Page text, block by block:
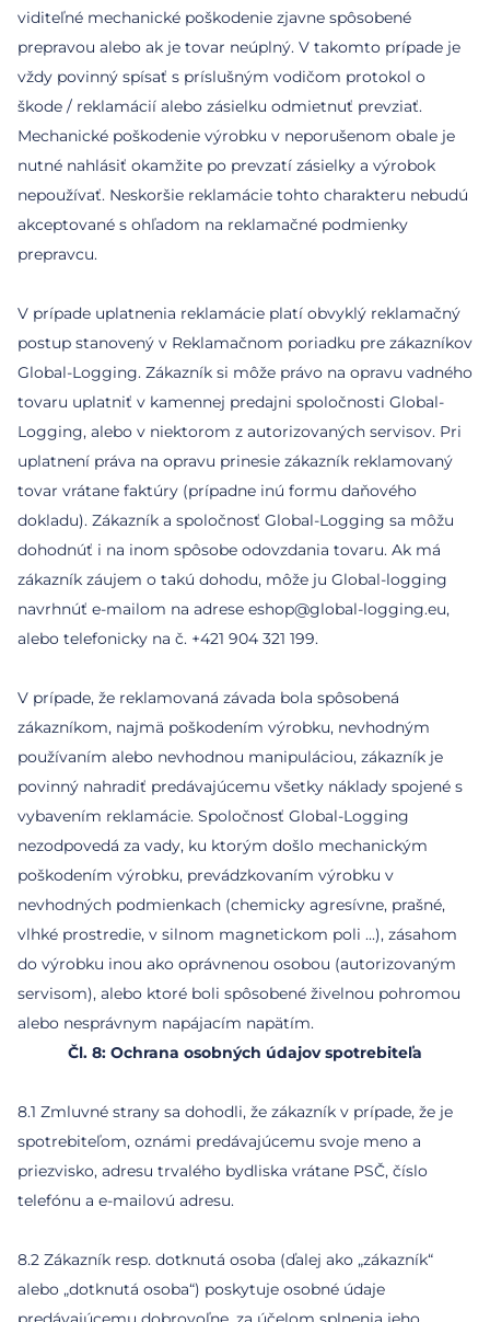
viditeľné mechanické poškodenie zjavne spôsobené
prepravou alebo ak je tovar neúplný. V takomto prípade je
vždy povinný spísať s príslušným vodičom protokol o
škode / reklamácií alebo zásielku odmietnuť prevziať.
Mechanické poškodenie výrobku v neporušenom obale je
nutné nahlásiť okamžite po prevzatí zásielky a výrobok
nepoužívať. Neskoršie reklamácie tohto charakteru nebudú
akceptované s ohľadom na reklamačné podmienky
prepravcu.
V prípade uplatnenia reklamácie platí obvyklý reklamačný
postup stanovený v Reklamačnom poriadku pre zákazníkov
Global-Logging. Zákazník si môže právo na opravu vadného
tovaru uplatniť v kamennej predajni spoločnosti Global-
Logging, alebo v niektorom z autorizovaných servisov. Pri
uplatnení práva na opravu prinesie zákazník reklamovaný
tovar vrátane faktúry (prípadne inú formu daňového
dokladu). Zákazník a spoločnosť Global-Logging sa môžu
dohodnúť i na inom spôsobe odovzdania tovaru. Ak má
zákazník záujem o takú dohodu, môže ju Global-logging
navrhnúť e-mailom na adrese eshop@global-logging.eu,
alebo telefonicky na č. +421 904 321 199.
V prípade, že reklamovaná závada bola spôsobená
zákazníkom, najmä poškodením výrobku, nevhodným
používaním alebo nevhodnou manipuláciou, zákazník je
povinný nahradiť predávajúcemu všetky náklady spojené s
vybavením reklamácie. Spoločnosť Global-Logging
nezodpovedá za vady, ku ktorým došlo mechanickým
poškodením výrobku, prevádzkovaním výrobku v
nevhodných podmienkach (chemicky agresívne, prašné,
vlhké prostredie, v silnom magnetickom poli ...), zásahom
do výrobku inou ako oprávnenou osobou (autorizovaným
servisom), alebo ktoré boli spôsobené živelnou pohromou
Čl. 8: Ochrana osobných údajov spotrebiteľa